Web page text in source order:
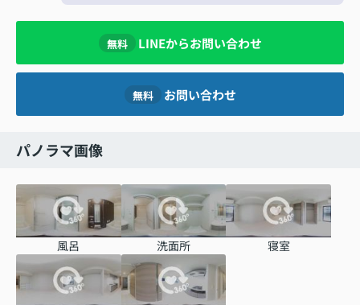
無料 LINEからお問い合わせ
無料 お問い合わせ
パノラマ画像
風呂 洗面所 寝室